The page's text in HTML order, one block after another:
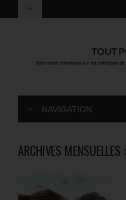
NAVIGATION
ARCHIVES MENSUELLES :